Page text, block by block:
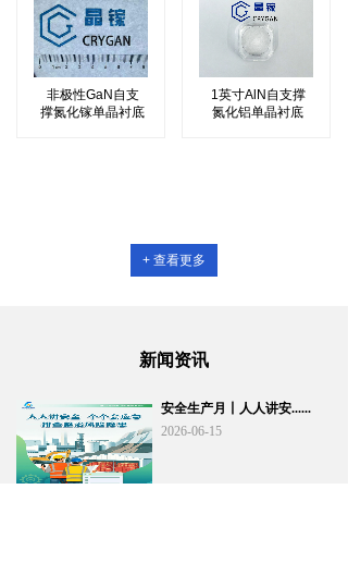
非极性GaN自支
撑氮化镓单晶衬底
1英寸AlN自支撑
氮化铝单晶衬底
+ 查看更多
新闻资讯
安全生产月丨人人讲安......
2026-06-15